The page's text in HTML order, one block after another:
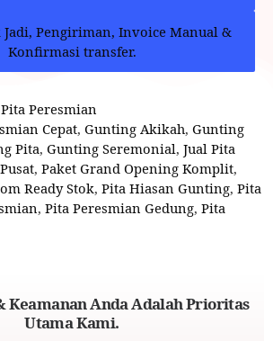
Pengiriman, Invoice Manual &
Konfirmasi transfer.
Pita Peresmian
Cepat, Gunting Akikah, Gunting
Pita, Gunting Seremonial, Jual Pita
, Paket Grand Opening Komplit,
Ready Stok, Pita Hiasan Gunting, Pita
, Pita Peresmian Gedung, Pita
Keamanan Anda Adalah Prioritas
Utama Kami.